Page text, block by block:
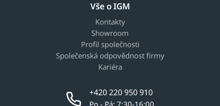
Vše o IGM
Kontakty
Showroom
Profil společnosti
Společenská odpovědnost firmy
Kariéra
+420 220 950 910